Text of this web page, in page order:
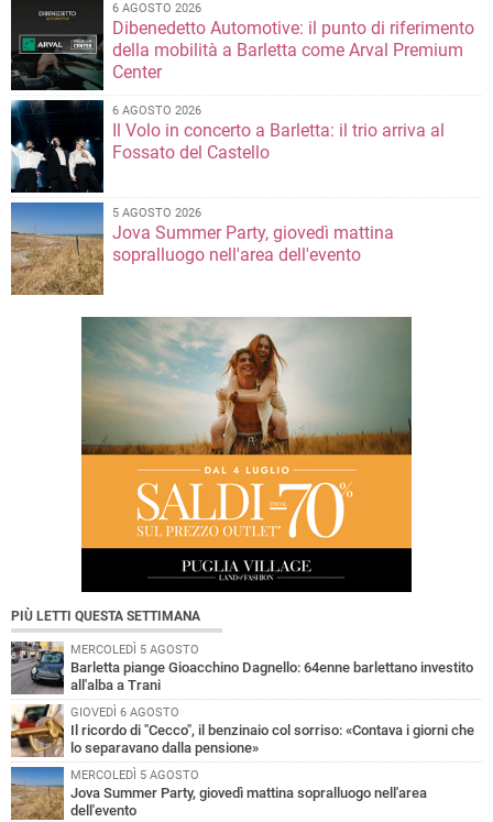
6 AGOSTO 2026
Dibenedetto Automotive: il punto di riferimento
della mobilità a Barletta come Arval Premium
Center
6 AGOSTO 2026
Il Volo in concerto a Barletta: il trio arriva al
Fossato del Castello
5 AGOSTO 2026
Jova Summer Party, giovedì mattina
sopralluogo nell'area dell'evento
PIÙ LETTI QUESTA SETTIMANA
MERCOLEDÌ 5 AGOSTO
Barletta piange Gioacchino Dagnello: 64enne barlettano investito
all'alba a Trani
GIOVEDÌ 6 AGOSTO
Il ricordo di "Cecco", il benzinaio col sorriso: «Contava i giorni che
lo separavano dalla pensione»
MERCOLEDÌ 5 AGOSTO
Jova Summer Party, giovedì mattina sopralluogo nell'area
dell'evento